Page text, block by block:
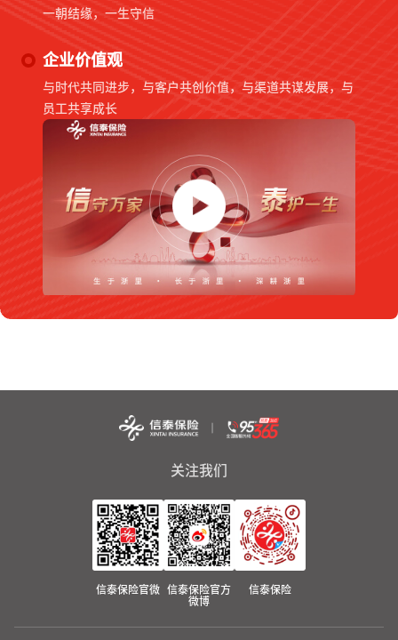
一朝结缘，一生守信
企业价值观
与时代共同进步，与客户共创价值，与渠道共谋发展，与
员工共享成长
关注我们
信泰保险官微
信泰保险官方
微博
信泰保险